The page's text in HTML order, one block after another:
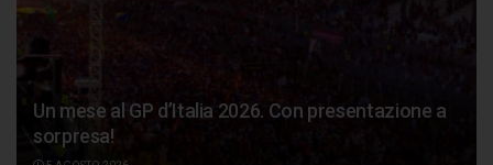
Un mese al GP d’Italia 2026. Con presentazione a
sorpresa!